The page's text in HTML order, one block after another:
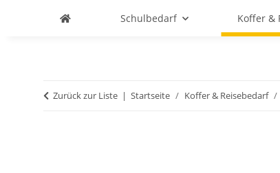
Schulbedarf Koffer &
Zurück zur Liste Startseite Koffer & Reisebedarf